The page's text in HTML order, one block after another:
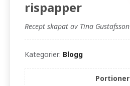
rispapper
Recept skapat av Tina Gustafsson
Kategorier: Blogg
Portioner